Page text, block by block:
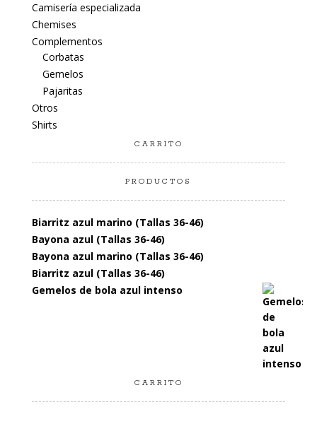
Camisería especializada
Chemises
Complementos
Corbatas
Gemelos
Pajaritas
Otros
Shirts
CARRITO
PRODUCTOS
Biarritz azul marino (Tallas 36-46)
Bayona azul (Tallas 36-46)
Bayona azul marino (Tallas 36-46)
Biarritz azul (Tallas 36-46)
Gemelos de bola azul intenso
CARRITO